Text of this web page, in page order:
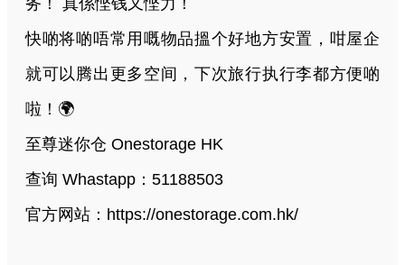
快啲将啲唔常用嘅物品搵个好地方安置，咁屋企
就可以腾出更多空间，下次旅行执行李都方便啲
啦！🌍
至尊迷你仓 Onestorage HK
查询 Whastapp：51188503
官方网站：https://onestorage.com.hk/